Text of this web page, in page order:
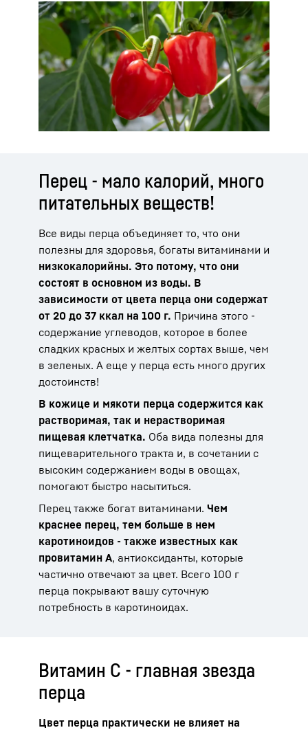
Перец - мало калорий, много
питательных веществ!
Все виды перца объединяет то, что они
полезны для здоровья, богаты витаминами и
низкокалорийны. Это потому, что они
состоят в основном из воды. В
зависимости от цвета перца они содержат
от 20 до 37 ккал на 100 г. Причина этого -
содержание углеводов, которое в более
сладких красных и желтых сортах выше, чем
в зеленых. А еще у перца есть много других
достоинств!
В кожице и мякоти перца содержится как
растворимая, так и нерастворимая
пищевая клетчатка. Оба вида полезны для
пищеварительного тракта и, в сочетании с
высоким содержанием воды в овощах,
помогают быстро насытиться.
Перец также богат витаминами. Чем
краснее перец, тем больше в нем
каротиноидов - также известных как
провитамин А, антиоксиданты, которые
частично отвечают за цвет. Всего 100 г
перца покрывают вашу суточную
потребность в каротиноидах.
Витамин С - главная звезда
перца
Цвет перца практически не влияет на